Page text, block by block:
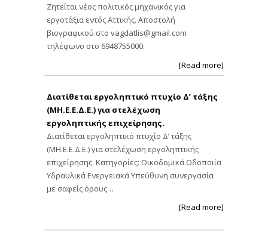
Ζητείται νέος πολιτικός μηχανικός για
εργοτάξια εντός Αττικής. Αποστολή
βιογραφικού στο vagdatlis@gmail.com
τηλέφωνο στο 6948755000.
[Read more]
Διατίθεται εργοληπτικό πτυχίο Δ’ τάξης
(ΜΗ.Ε.Ε.Δ.Ε.) για στελέχωση
εργοληπτικής επιχείρησης.
Διατίθεται εργοληπτικό πτυχίο Δ’ τάξης
(ΜΗ.Ε.Ε.Δ.Ε.) για στελέχωση εργοληπτικής
επιχείρησης. Κατηγορίες: Οικοδομικά Οδοποιία
Υδραυλικά Ενεργειακά Υπεύθυνη συνεργασία
με σαφείς όρους…
[Read more]